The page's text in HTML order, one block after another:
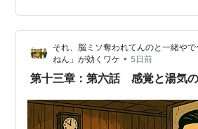
に深く入り込み、足元に咲く花や、
といった、日常の静かで美しい風景
ごしてしまいます。 人が、複雑な社
わりながら生き抜いていくことは、
います。 その波間のなかで迷わずに
それ、脳ミソ奪われてんのと一緒や
ねん」が効くワケ • 5日前
第十三章：第六話 感覚と湯気